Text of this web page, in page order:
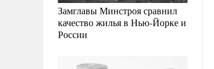
Замглавы Минстроя сравнил
качество жилья в Нью-Йорке и
России